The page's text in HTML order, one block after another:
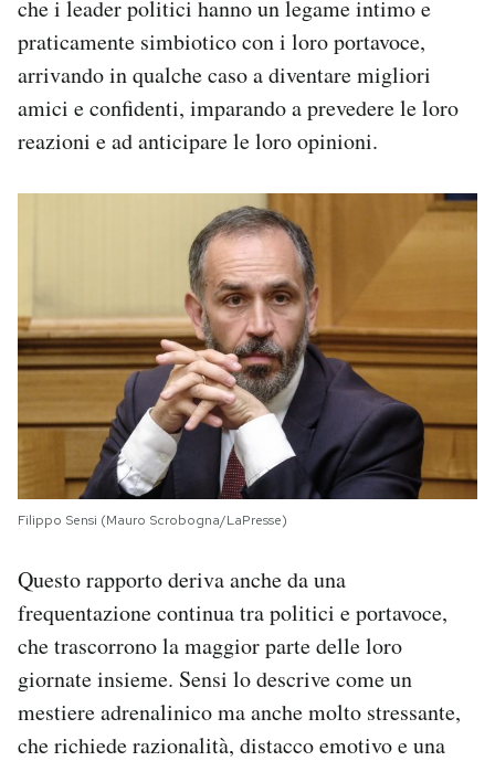
che i leader politici hanno un legame intimo e
praticamente simbiotico con i loro portavoce,
arrivando in qualche caso a diventare migliori
amici e confidenti, imparando a prevedere le loro
reazioni e ad anticipare le loro opinioni.
Filippo Sensi (Mauro Scrobogna/LaPresse)
Questo rapporto deriva anche da una
frequentazione continua tra politici e portavoce,
che trascorrono la maggior parte delle loro
giornate insieme. Sensi lo descrive come un
mestiere adrenalinico ma anche molto stressante,
che richiede razionalità, distacco emotivo e una